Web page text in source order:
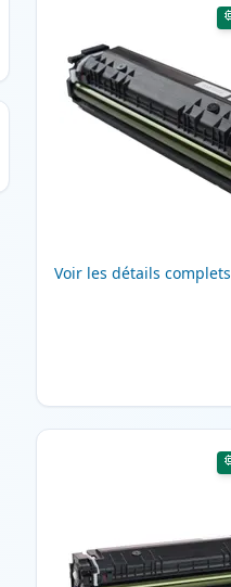
Voir les détails complets